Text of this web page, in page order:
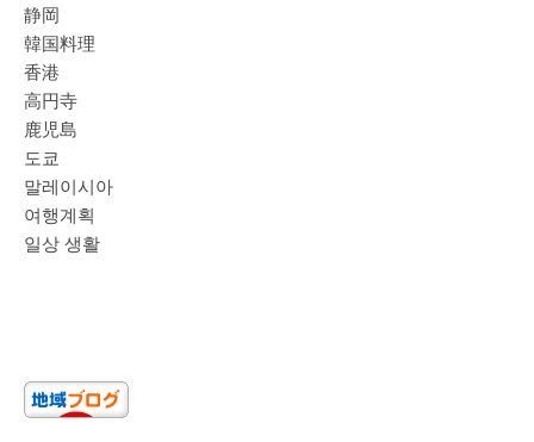
静岡
韓国料理
香港
高円寺
鹿児島
도쿄
말레이시아
여행계획
일상 생활